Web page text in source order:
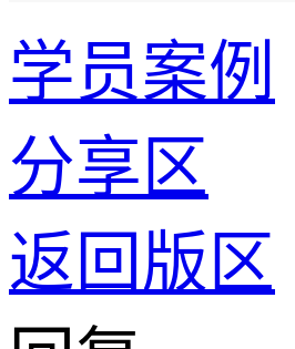
学员案例
分享区
返回版区